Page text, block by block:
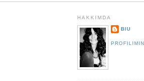
HAKKIMDA
BIU